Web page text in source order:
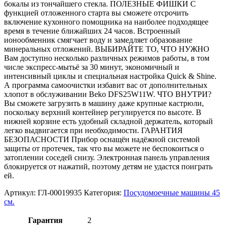
бокалы из тончайшего стекла. ПОЛЕЗНЫЕ ФИШКИ С
функцией отложенного старта вы сможете отсрочить
включение кухонного помощника на наиболее подходящее
время в течение ближайших 24 часов. Встроенный
ионообменник смягчает воду и замедляет образование
минеральных отложений. ВЫБИРАЙТЕ ТО, ЧТО НУЖНО
Вам доступно несколько различных режимов работы, в том
числе экспресс-мытьё за 30 минут, экономичный и
интенсивный циклы и специальная настройка Quick & Shine.
А программа самоочистки избавит вас от дополнительных
хлопот в обслуживании Beko DFS25W11W. ЧТО ВНУТРИ?
Вы сможете загрузить в машину даже крупные кастрюли,
поскольку верхний контейнер регулируется по высоте. В
нижней корзине есть удобный складной держатель, который
легко выдвигается при необходимости. ГАРАНТИЯ
БЕЗОПАСНОСТИ Прибор оснащён надёжной системой
защиты от протечек, так что вы можете не беспокоиться о
затоплении соседей снизу. Электронная панель управления
блокируется от нажатий, поэтому детям не удастся поиграть
ей.
Артикул: ГЛ-00019935 Категория: Посудомоечные машины 45
см.
Гарантия 2